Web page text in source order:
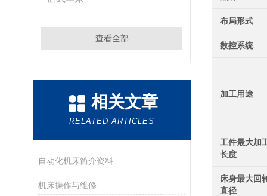
查看全部
相关文章
RELATED ARTICLES
自动化机床简介资料
机床操作与维修
布局形式
数控系统
加工用途
工件最大加
长度
床身最大回
直径